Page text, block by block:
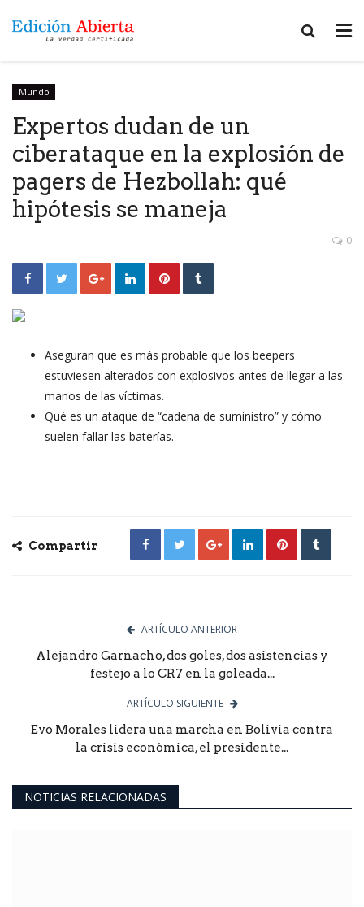
Mundo
Expertos dudan de un
ciberataque en la explosión de
pagers de Hezbollah: qué
hipótesis se maneja
0
Aseguran que es más probable que los beepers
estuviesen alterados con explosivos antes de llegar a las
manos de las víctimas.
Qué es un ataque de “cadena de suministro” y cómo
suelen fallar las baterías.
Compartir
ARTÍCULO ANTERIOR
Alejandro Garnacho, dos goles, dos asistencias y
festejo a lo CR7 en la goleada...
ARTÍCULO SIGUIENTE
Evo Morales lidera una marcha en Bolivia contra
la crisis económica, el presidente...
NOTICIAS RELACIONADAS